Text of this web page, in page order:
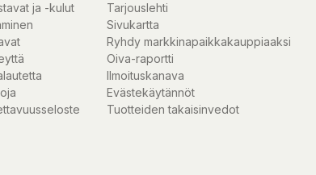
ja -kulut
Tarjouslehti
Sivukartta
Ryhdy markkinapaikkakauppiaaksi
Oiva-raportti
Ilmoituskanava
Evästekäytännöt
Tuotteiden takaisinvedot